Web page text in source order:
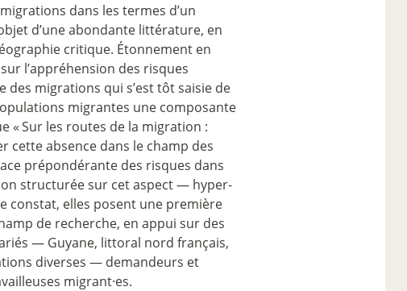
dans les termes d’un
d’une abondante littérature, en
critique. Étonnement en
l’appréhension des risques
des migrations qui s’est tôt saisie de
migrantes une composante
«Sur les routes de la migration :
cette absence dans le champ des
prépondérante des risques dans
structurée sur cet aspect — hyper-
constat, elles posent une première
de recherche, en appui sur des
— Guyane, littoral nord français,
diverses — demandeurs et
migrant·es.